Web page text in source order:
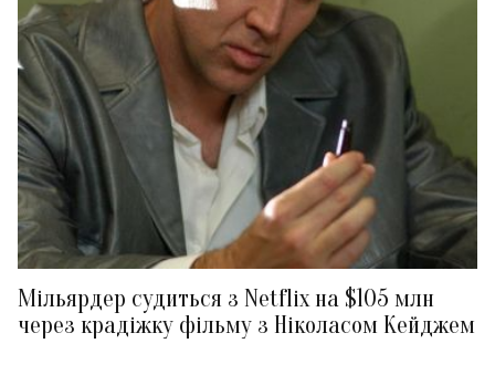
Мільярдер судиться з Netflix на $105 млн
через крадіжку фільму з Ніколасом Кейджем